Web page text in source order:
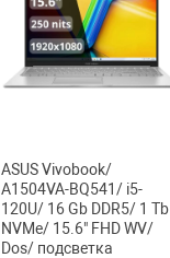
ASUS Vivobook/
A1504VA-BQ541/ i5-
120U/ 16 Gb DDR5/ 1 Tb
NVMe/ 15.6" FHD WV/
Dos/ подсветка